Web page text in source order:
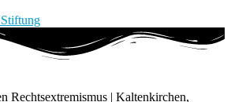
Rechtsextremismus | Kaltenkirchen,